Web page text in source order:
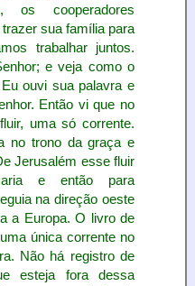
os cooperadores
sua família para
trabalhar juntos.
e veja como o
ouvi sua palavra e
Então vi que no
uma só corrente.
no trono da graça e
Jerusalém esse fluir
e então para
na direção oeste
a Europa. O livro de
única corrente no
Não há registro de
esteja fora dessa